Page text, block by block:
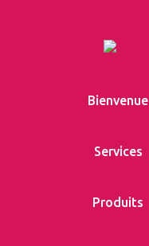
Bienvenue
Services
Produits